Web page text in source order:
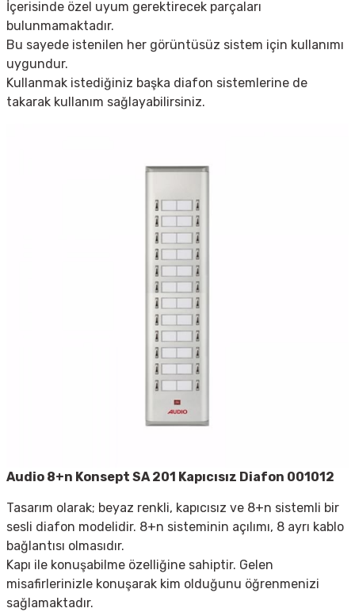
İçerisinde özel uyum gerektirecek parçaları
bulunmamaktadır.
Bu sayede istenilen her görüntüsüz sistem için kullanımı
uygundur.
Kullanmak istediğiniz başka diafon sistemlerine de
takarak kullanım sağlayabilirsiniz.
Audio 8+n Konsept SA 201 Kapıcısız Diafon 001012
Tasarım olarak; beyaz renkli, kapıcısız ve 8+n sistemli bir
sesli diafon modelidir. 8+n sisteminin açılımı, 8 ayrı kablo
bağlantısı olmasıdır.
Kapı ile konuşabilme özelliğine sahiptir. Gelen
misafirlerinizle konuşarak kim olduğunu öğrenmenizi
sağlamaktadır.